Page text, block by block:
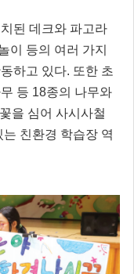
된 데크와 파고라
이 등의 여러 가지
하고 있다. 또한 초
등 18종의 나무와
을 심어 사시사철
친환경 학습장 역